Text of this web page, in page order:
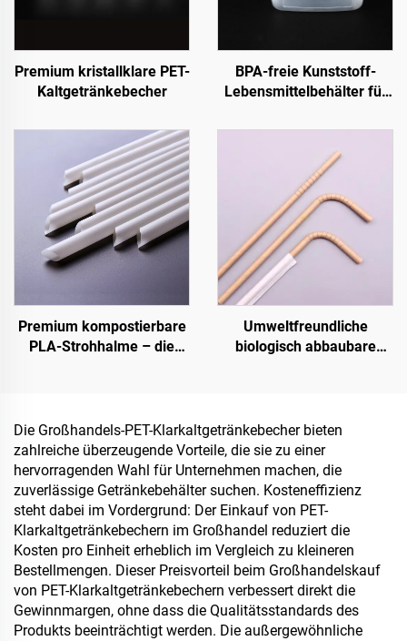
Premium kristallklare PET-
Kaltgetränkebecher
BPA-freie Kunststoff-
Lebensmittelbehälter für
Lebensmittelvorrat
Premium kompostierbare
PLA-Strohhalme – die
Umweltfreundliche
biologisch abbaubare
Die Großhandels-PET-Klarkaltgetränkebecher bieten
zahlreiche überzeugende Vorteile, die sie zu einer
hervorragenden Wahl für Unternehmen machen, die
zuverlässige Getränkebehälter suchen. Kosteneffizienz
steht dabei im Vordergrund: Der Einkauf von PET-
Klarkaltgetränkebechern im Großhandel reduziert die
Kosten pro Einheit erheblich im Vergleich zu kleineren
Bestellmengen. Dieser Preisvorteil beim Großhandelskauf
von PET-Klarkaltgetränkebechern verbessert direkt die
Gewinnmargen, ohne dass die Qualitätsstandards des
Produkts beeinträchtigt werden. Die außergewöhnliche